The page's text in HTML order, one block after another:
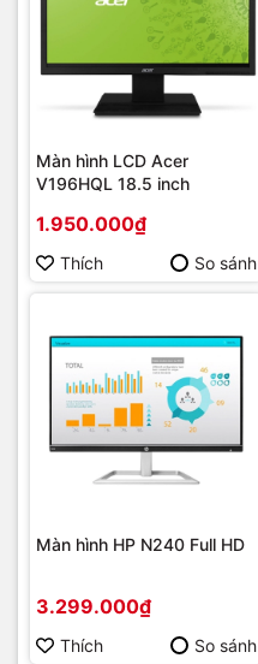
Màn hình LCD Acer
V196HQL 18.5 inch
1.950.000₫
Thích So sánh
Màn hình HP N240 Full HD
3.299.000₫
Thích So sánh